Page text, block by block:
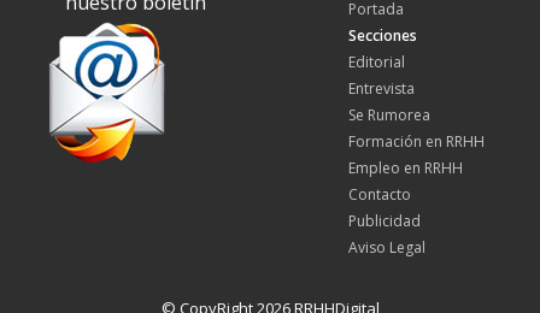
Portada
Secciones
Editorial
Entrevista
Se Rumorea
Formación en RRHH
Empleo en RRHH
Contacto
Publicidad
Aviso Legal
© CopyRight 2026 RRHHDigital